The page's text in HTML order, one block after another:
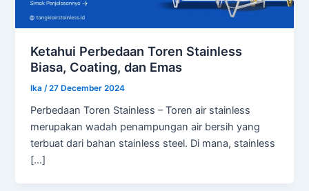
Ketahui Perbedaan Toren Stainless
Biasa, Coating, dan Emas
Ika /27 December 2024
Perbedaan Toren Stainless – Toren air stainless
merupakan wadah penampungan air bersih yang
terbuat dari bahan stainless steel. Di mana, stainless
[…]